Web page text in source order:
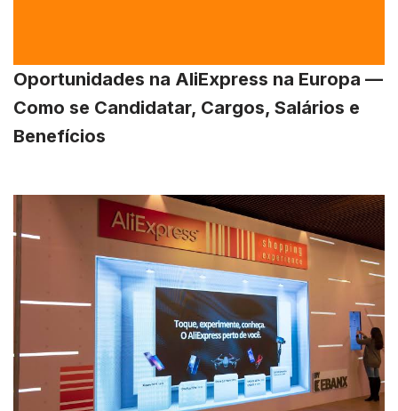
Oportunidades na AliExpress na Europa —
Como se Candidatar, Cargos, Salários e
Benefícios